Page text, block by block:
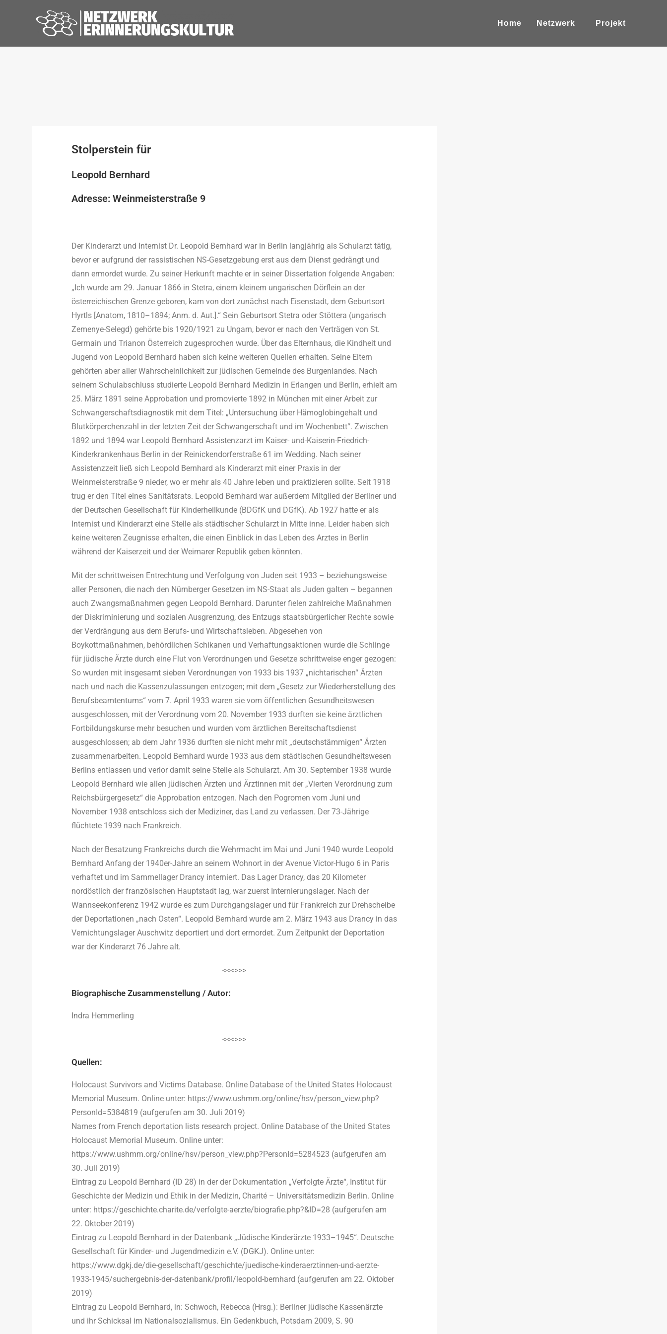
Home Netzwerk Projekt
Stolperstein für
Leopold Bernhard
Adresse: Weinmeisterstraße 9
Der Kinderarzt und Internist Dr. Leopold Bernhard war in Berlin langjährig als Schularzt tätig,
bevor er aufgrund der rassistischen NS-Gesetzgebung erst aus dem Dienst gedrängt und
dann ermordet wurde. Zu seiner Herkunft machte er in seiner Dissertation folgende Angaben:
„Ich wurde am 29. Januar 1866 in Stetra, einem kleinem ungarischen Dörflein an der
österreichischen Grenze geboren, kam von dort zunächst nach Eisenstadt, dem Geburtsort
Hyrtls [Anatom, 1810–1894; Anm. d. Aut.].“ Sein Geburtsort Stetra oder Stöttera (ungarisch
Zemenye-Selegd) gehörte bis 1920/1921 zu Ungarn, bevor er nach den Verträgen von St.
Germain und Trianon Österreich zugesprochen wurde. Über das Elternhaus, die Kindheit und
Jugend von Leopold Bernhard haben sich keine weiteren Quellen erhalten. Seine Eltern
gehörten aber aller Wahrscheinlichkeit zur jüdischen Gemeinde des Burgenlandes. Nach
seinem Schulabschluss studierte Leopold Bernhard Medizin in Erlangen und Berlin, erhielt am
25. März 1891 seine Approbation und promovierte 1892 in München mit einer Arbeit zur
Schwangerschaftsdiagnostik mit dem Titel: „Untersuchung über Hämoglobingehalt und
Blutkörperchenzahl in der letzten Zeit der Schwangerschaft und im Wochenbett“. Zwischen
1892 und 1894 war Leopold Bernhard Assistenzarzt im Kaiser- und-Kaiserin-Friedrich-
Kinderkrankenhaus Berlin in der Reinickendorferstraße 61 im Wedding. Nach seiner
Assistenzzeit ließ sich Leopold Bernhard als Kinderarzt mit einer Praxis in der
Weinmeisterstraße 9 nieder, wo er mehr als 40 Jahre leben und praktizieren sollte. Seit 1918
trug er den Titel eines Sanitätsrats. Leopold Bernhard war außerdem Mitglied der Berliner und
der Deutschen Gesellschaft für Kinderheilkunde (BDGfK und DGfK). Ab 1927 hatte er als
Internist und Kinderarzt eine Stelle als städtischer Schularzt in Mitte inne. Leider haben sich
keine weiteren Zeugnisse erhalten, die einen Einblick in das Leben des Arztes in Berlin
während der Kaiserzeit und der Weimarer Republik geben könnten.
Mit der schrittweisen Entrechtung und Verfolgung von Juden seit 1933 – beziehungsweise
aller Personen, die nach den Nürnberger Gesetzen im NS-Staat als Juden galten – begannen
auch Zwangsmaßnahmen gegen Leopold Bernhard. Darunter fielen zahlreiche Maßnahmen
der Diskriminierung und sozialen Ausgrenzung, des Entzugs staatsbürgerlicher Rechte sowie
der Verdrängung aus dem Berufs- und Wirtschaftsleben. Abgesehen von
Boykottmaßnahmen, behördlichen Schikanen und Verhaftungsaktionen wurde die Schlinge
für jüdische Ärzte durch eine Flut von Verordnungen und Gesetze schrittweise enger gezogen:
So wurden mit insgesamt sieben Verordnungen von 1933 bis 1937 „nichtarischen“ Ärzten
nach und nach die Kassenzulassungen entzogen; mit dem „Gesetz zur Wiederherstellung des
Berufsbeamtentums“ vom 7. April 1933 waren sie vom öffentlichen Gesundheitswesen
ausgeschlossen, mit der Verordnung vom 20. November 1933 durften sie keine ärztlichen
Fortbildungskurse mehr besuchen und wurden vom ärztlichen Bereitschaftsdienst
ausgeschlossen; ab dem Jahr 1936 durften sie nicht mehr mit „deutschstämmigen“ Ärzten
zusammenarbeiten. Leopold Bernhard wurde 1933 aus dem städtischen Gesundheitswesen
Berlins entlassen und verlor damit seine Stelle als Schularzt. Am 30. September 1938 wurde
Leopold Bernhard wie allen jüdischen Ärzten und Ärztinnen mit der „Vierten Verordnung zum
Reichsbürgergesetz“ die Approbation entzogen. Nach den Pogromen vom Juni und
November 1938 entschloss sich der Mediziner, das Land zu verlassen. Der 73-Jährige
flüchtete 1939 nach Frankreich.
Nach der Besatzung Frankreichs durch die Wehrmacht im Mai und Juni 1940 wurde Leopold
Bernhard Anfang der 1940er-Jahre an seinem Wohnort in der Avenue Victor-Hugo 6 in Paris
verhaftet und im Sammellager Drancy interniert. Das Lager Drancy, das 20 Kilometer
nordöstlich der französischen Hauptstadt lag, war zuerst Internierungslager. Nach der
Wannseekonferenz 1942 wurde es zum Durchgangslager und für Frankreich zur Drehscheibe
der Deportationen „nach Osten“. Leopold Bernhard wurde am 2. März 1943 aus Drancy in das
Vernichtungslager Auschwitz deportiert und dort ermordet. Zum Zeitpunkt der Deportation
war der Kinderarzt 76 Jahre alt.
<<<>>>
Biographische Zusammenstellung / Autor:
Indra Hemmerling
<<<>>>
Quellen:
Holocaust Survivors and Victims Database. Online Database of the United States Holocaust
Memorial Museum. Online unter: https://www.ushmm.org/online/hsv/person_view.php?
PersonId=5384819 (aufgerufen am 30. Juli 2019)
Names from French deportation lists research project. Online Database of the United States
Holocaust Memorial Museum. Online unter:
https://www.ushmm.org/online/hsv/person_view.php?PersonId=5284523 (aufgerufen am
30. Juli 2019)
Eintrag zu Leopold Bernhard (ID 28) in der der Dokumentation „Verfolgte Ärzte“, Institut für
Geschichte der Medizin und Ethik in der Medizin, Charité – Universitätsmedizin Berlin. Online
unter: https://geschichte.charite.de/verfolgte-aerzte/biografie.php?&ID=28 (aufgerufen am
22. Oktober 2019)
Eintrag zu Leopold Bernhard in der Datenbank „Jüdische Kinderärzte 1933–1945“. Deutsche
Gesellschaft für Kinder- und Jugendmedizin e.V. (DGKJ). Online unter:
https://www.dgkj.de/die-gesellschaft/geschichte/juedische-kinderaerztinnen-und-aerzte-
1933-1945/suchergebnis-der-datenbank/profil/leopold-bernhard (aufgerufen am 22. Oktober
2019)
Eintrag zu Leopold Bernhard, in: Schwoch, Rebecca (Hrsg.): Berliner jüdische Kassenärzte
und ihr Schicksal im Nationalsozialismus. Ein Gedenkbuch, Potsdam 2009, S. 90